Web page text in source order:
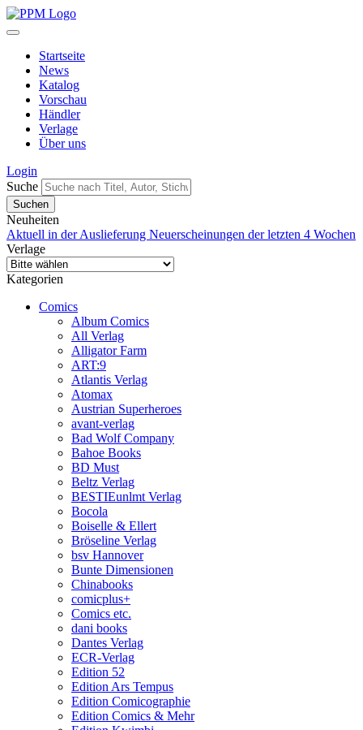
Startseite
News
Katalog
Vorschau
Händler
Verlage
Über uns
Login
Suche
Neuheiten
Aktuell in der Auslieferung Neuerscheinungen der letzten 4 Wochen
Verlage
Kategorien
Comics
Album Comics
All Verlag
Alligator Farm
ART:9
Atlantis Verlag
Atomax
Austrian Superheroes
avant-verlag
Bad Wolf Company
Bahoe Books
BD Must
Beltz Verlag
BESTIEunlmt Verlag
Bocola
Boiselle & Ellert
Bröseline Verlag
bsv Hannover
Bunte Dimensionen
Chinabooks
comicplus+
Comics etc.
dani books
Dantes Verlag
ECR-Verlag
Edition 52
Edition Ars Tempus
Edition Comicographie
Edition Comics & Mehr